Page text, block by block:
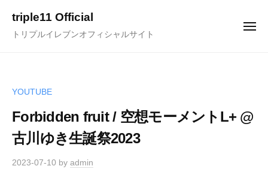
triple11 Official
トリプルイレブンオフィシャルサイト
メ
YOUTUBE
Forbidden fruit / 空想モーメントL+ @
古川ゆき生誕祭2023
2023-07-10 by admin